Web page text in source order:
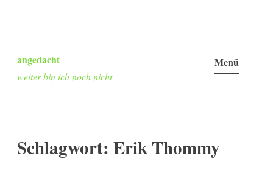
Inhalt
springen
angedacht
weiter bin ich noch nicht
Menü
Schlagwort: Erik Thommy